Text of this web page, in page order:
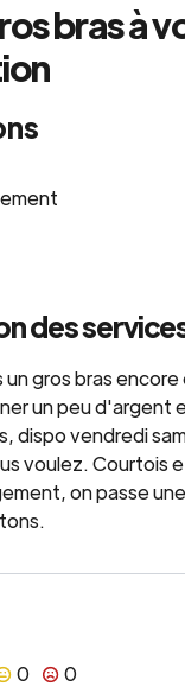
bras à
des
un gros bras
un peu d'argent
dispo vendredi
voulez. Courtois
on passe
0 0